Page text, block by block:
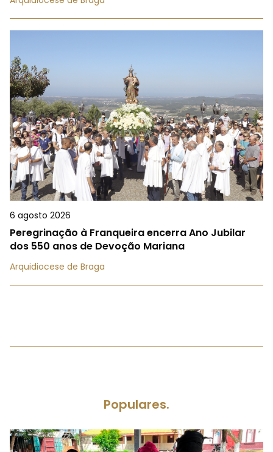
6 agosto 2026
Peregrinação à Franqueira encerra Ano Jubilar
dos 550 anos de Devoção Mariana
Arquidiocese de Braga
Populares.